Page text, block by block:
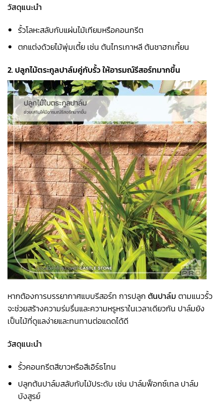
วัสดุแนะนำ
รั้วโลหะสลับกับแผ่นไม้เทียมหรือคอนกรีต
ตกแต่งด้วยไม้พุ่มเตี้ย เช่น ต้นไทรเกาหลี ต้นชาฮกเกี้ยน
2. ปลูกไม้ตระกูลปาล์มคู่กับรั้ว ให้อารมณ์รีสอร์ทมากขึ้น
หากต้องการบรรยากาศแบบรีสอร์ท การปลูก ต้นปาล์ม ตามแนวรั้ว
จะช่วยสร้างความร่มรื่นและความหรูหราในเวลาเดียวกัน ปาล์มยัง
เป็นไม้ที่ดูแลง่ายและทนทานต่อแดดได้ดี
วัสดุแนะนำ
รั้วคอนกรีตสีขาวหรือสีเอิร์ธโทน
ปลูกต้นปาล์มสลับกับไม้ประดับ เช่น ปาล์มฟ็อกซ์เทล ปาล์ม
บังสูรย์